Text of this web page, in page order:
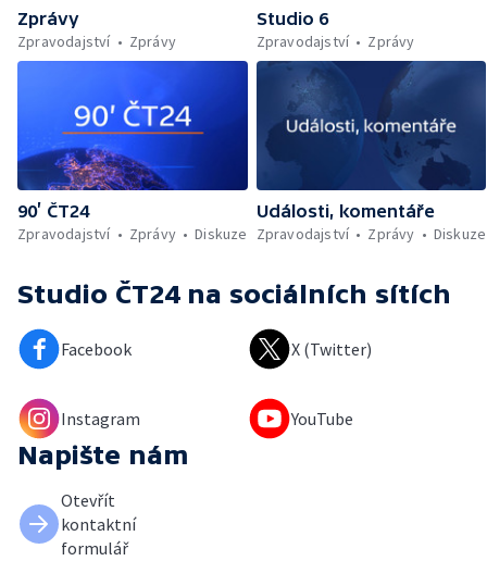
Zprávy
Zpravodajství
Zprávy
Studio 6
Zpravodajství
Zprávy
90’ ČT24
Zpravodajství
Zprávy Diskuze
Události, komentáře
Zpravodajství
Zprávy Diskuze
Studio ČT24 na sociálních sítích
Facebook X (Twitter)
Instagram YouTube
Napište nám
Otevřít
kontaktní
formulář